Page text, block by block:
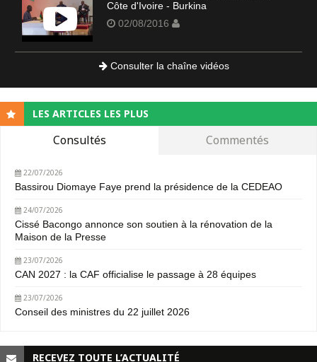
Côte d'Ivoire - Burkina
02/08/2016
Consulter la chaîne vidéos
LES ARTICLES LES PLUS
Consultés Commentés
22/07/2026
Bassirou Diomaye Faye prend la présidence de la CEDEAO
24/07/2026
Cissé Bacongo annonce son soutien à la rénovation de la
Maison de la Presse
23/07/2026
CAN 2027 : la CAF officialise le passage à 28 équipes
23/07/2026
Conseil des ministres du 22 juillet 2026
RECEVEZ TOUTE L’ACTUALITÉ